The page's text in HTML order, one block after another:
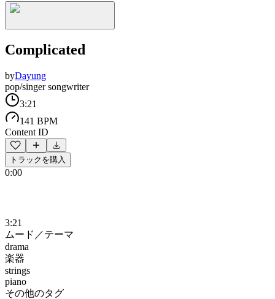
Complicated
byDayung
pop/singer songwriter
3:21
141 BPM
Content ID
トラックを購入
0:00
3:21
ムード／テーマ
drama
楽器
strings
piano
その他のタグ